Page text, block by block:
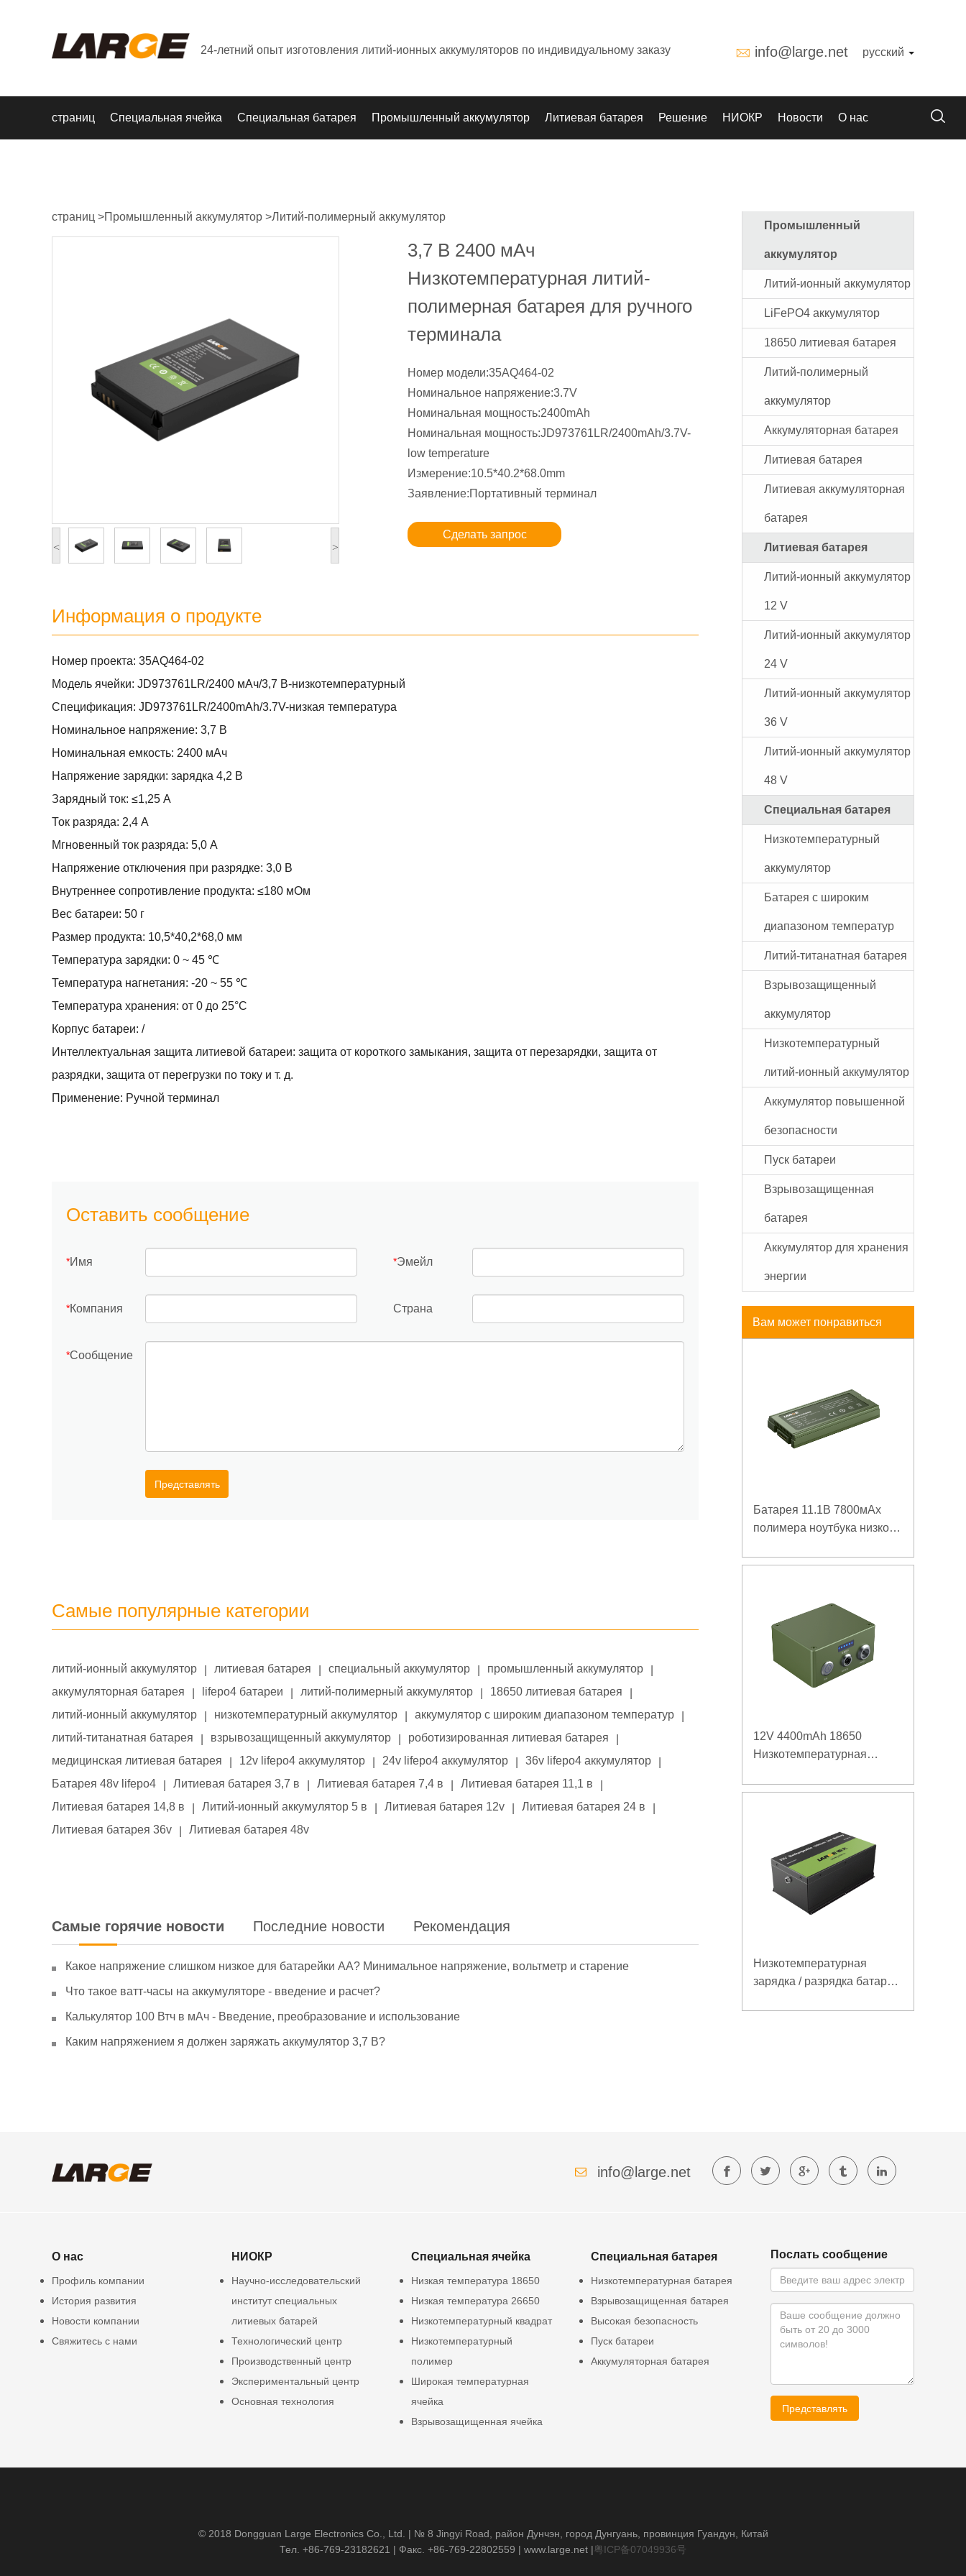
24-летний опыт изготовления литий-ионных аккумуляторов по индивидуальному заказу info@large.net русский
страниц Специальная ячейка Специальная батарея Промышленный аккумулятор Литиевая батарея Решение НИОКР Новости О нас
страниц >Промышленный аккумулятор >Литий-полимерный аккумулятор
3,7 В 2400 мАч
Низкотемпературная литий-
полимерная батарея для ручного
терминала
Номер модели:35AQ464-02
Номинальное напряжение:3.7V
Номинальная мощность:2400mAh
Номинальная мощность:JD973761LR/2400mAh/3.7V-
low temperature
Измерение:10.5*40.2*68.0mm
Заявление:Портативный терминал
Сделать запрос
<
>
Информация о продукте
Номер проекта: 35AQ464-02
Модель ячейки: JD973761LR/2400 мАч/3,7 В-низкотемпературный
Спецификация: JD973761LR/2400mAh/3.7V-низкая температура
Номинальное напряжение: 3,7 В
Номинальная емкость: 2400 мАч
Напряжение зарядки: зарядка 4,2 В
Зарядный ток: ≤1,25 А
Ток разряда: 2,4 А
Мгновенный ток разряда: 5,0 А
Напряжение отключения при разрядке: 3,0 В
Внутреннее сопротивление продукта: ≤180 мОм
Вес батареи: 50 г
Размер продукта: 10,5*40,2*68,0 мм
Температура зарядки: 0 ~ 45 ℃
Температура нагнетания: -20 ~ 55 ℃
Температура хранения: от 0 до 25°С
Корпус батареи: /
Интеллектуальная защита литиевой батареи: защита от короткого замыкания, защита от перезарядки, защита от
разрядки, защита от перегрузки по току и т. д.
Применение: Ручной терминал
Оставить сообщение
*Имя *Эмейл
*Компания Страна
*Сообщение
Представлять
Самые популярные категории
литий-ионный аккумулятор литиевая батарея специальный аккумулятор промышленный аккумулятор
аккумуляторная батарея
lifepo4 батареи литий-полимерный аккумулятор 18650 литиевая батарея
литий-ионный аккумулятор
низкотемпературный аккумулятор аккумулятор с широким диапазоном температур
литий-титанатная батарея
взрывозащищенный аккумулятор роботизированная литиевая батарея
медицинская литиевая батарея
12v lifepo4 аккумулятор 24v lifepo4 аккумулятор 36v lifepo4 аккумулятор
Батарея 48v lifepo4
Литиевая батарея 3,7 в Литиевая батарея 7,4 в Литиевая батарея 11,1 в
Литиевая батарея 14,8 в
Литий-ионный аккумулятор 5 в Литиевая батарея 12v Литиевая батарея 24 в
Литиевая батарея 36v
Литиевая батарея 48v
Самые горячие новости Последние новости Рекомендация
Какое напряжение слишком низкое для батарейки АА? Минимальное напряжение, вольтметр и старение
Что такое ватт-часы на аккумуляторе - введение и расчет?
Калькулятор 100 Втч в мАч - Введение, преобразование и использование
Каким напряжением я должен заряжать аккумулятор 3,7 В?
Промышленный
аккумулятор
Литий-ионный аккумулятор
LiFePO4 аккумулятор
18650 литиевая батарея
Литий-полимерный
аккумулятор
Аккумуляторная батарея
Литиевая батарея
Литиевая аккумуляторная
батарея
Литиевая батарея
Литий-ионный аккумулятор
12 V
Литий-ионный аккумулятор
24 V
Литий-ионный аккумулятор
36 V
Литий-ионный аккумулятор
48 V
Специальная батарея
Низкотемпературный
аккумулятор
Батарея с широким
диапазоном температур
Литий-титанатная батарея
Взрывозащищенный
аккумулятор
Низкотемпературный
литий-ионный аккумулятор
Аккумулятор повышенной
безопасности
Пуск батареи
Взрывозащищенная
батарея
Аккумулятор для хранения
энергии
Вам может понравиться
Батарея 11.1В 7800мАх
полимера ноутбука низкой
плотности энергии
12V 4400mAh 18650
Низкотемпературная
усиленного источника
Низкотемпературная
зарядка / разрядка батареи
info@large.net
О нас
Профиль компании
История развития
Новости компании
Свяжитесь с нами
НИОКР
Научно-исследовательский
институт специальных
литиевых батарей
Технологический центр
Производственный центр
Экспериментальный центр
Основная технология
Специальная ячейка
Низкая температура 18650
Низкая температура 26650
Низкотемпературный квадрат
Низкотемпературный
полимер
Широкая температурная
ячейка
Взрывозащищенная ячейка
Специальная батарея
Низкотемпературная батарея
Взрывозащищенная батарея
Высокая безопасность
Пуск батареи
Аккумуляторная батарея
Послать сообщение
Представлять
© 2018 Dongguan Large Electronics Co., Ltd. | № 8 Jingyi Road, район Дунчэн, город Дунгуань, провинция Гуандун, Китай
Тел. +86-769-23182621 | Факс. +86-769-22802559 | www.large.net |粤ICP备07049936号